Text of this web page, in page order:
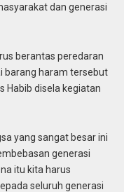
dan generasi
berantas peredaran
barang haram tersebut
Habib disela kegiatan
yang sangat besar ini
generasi
itu kita harus
seluruh generasi